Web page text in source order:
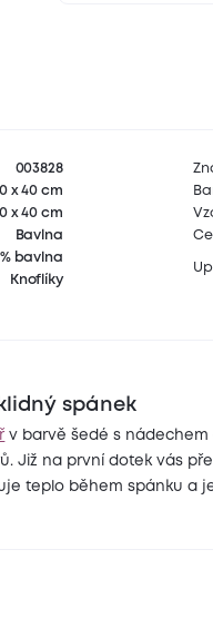
003828
x 40 cm
x 40 cm
Bavlna
bavlna
Knoflíky
spánek
v barvě šedé s
Již na první dotek vás
teplo během spánku a